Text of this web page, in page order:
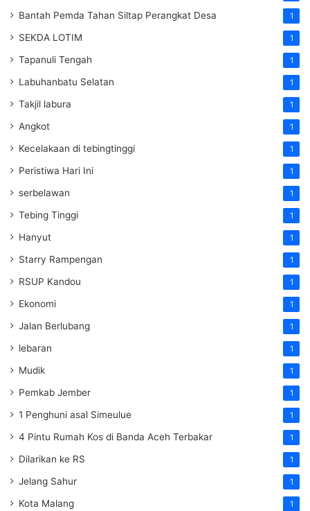
Bantah Pemda Tahan Siltap Perangkat Desa 1
SEKDA LOTIM 1
Tapanuli Tengah 1
Labuhanbatu Selatan 1
Takjil labura 1
Angkot 1
Kecelakaan di tebingtinggi 1
Peristiwa Hari Ini 1
serbelawan 1
Tebing Tinggi 1
Hanyut 1
Starry Rampengan 1
RSUP Kandou 1
Ekonomi 1
Jalan Berlubang 1
lebaran 1
Mudik 1
Pemkab Jember 1
1 Penghuni asal Simeulue 1
4 Pintu Rumah Kos di Banda Aceh Terbakar 1
Dilarikan ke RS 1
Jelang Sahur 1
Kota Malang 1